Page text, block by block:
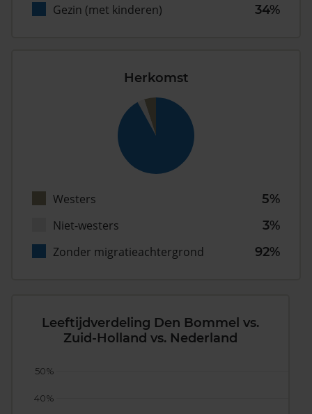
Gezin (met kinderen)
34%
Herkomst
Westers
5%
Niet-westers
3%
Zonder migratieachtergrond
92%
Leeftijdverdeling Den Bommel vs.
Zuid-Holland vs. Nederland
40%
50%